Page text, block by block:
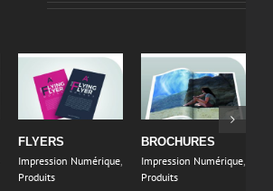
FLYERS
Impression Numérique,
Produits
BROCHURES
Impression Numérique,
Produits